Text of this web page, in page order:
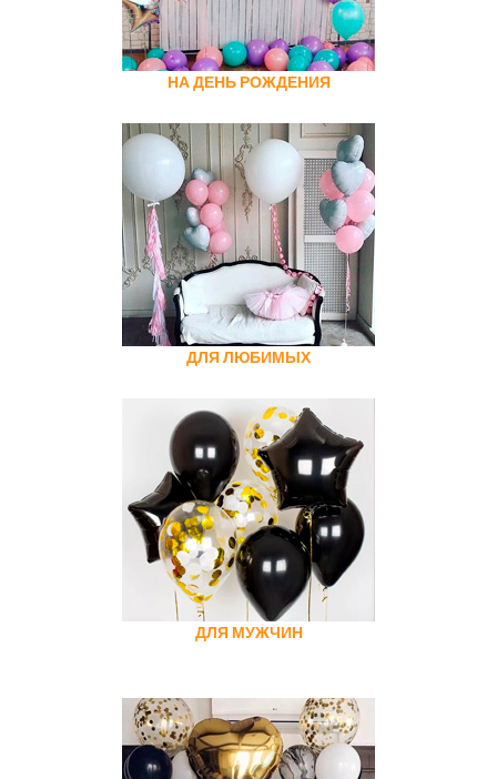
НА ДЕНЬ РОЖДЕНИЯ
ДЛЯ ЛЮБИМЫХ
ДЛЯ МУЖЧИН